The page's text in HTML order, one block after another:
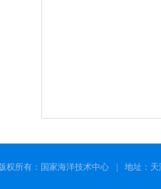
权所有：国家海洋技术中心 | 地址：天